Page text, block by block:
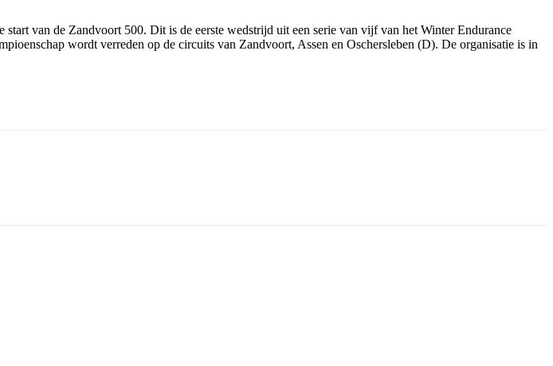
van de Zandvoort 500. Dit is de eerste wedstrijd uit een serie van vijf van het Winter Endurance
wordt verreden op de circuits van Zandvoort, Assen en Oschersleben (D). De organisatie is in